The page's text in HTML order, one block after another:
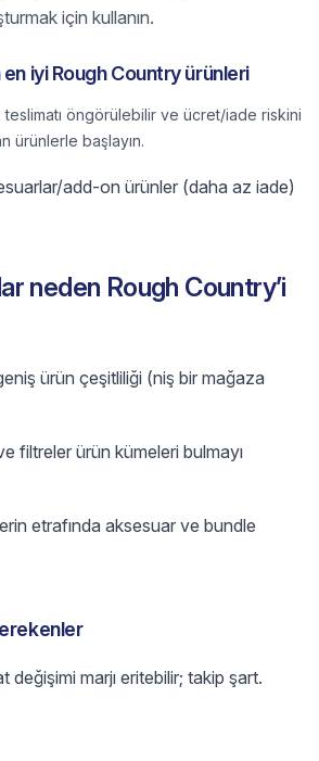
için kullanın.
iyi Rough Country ürünleri
öngörülebilir ve ücret/iade riskini
ürünlerle başlayın.
add-on ürünler (daha az iade)
neden Rough Country’i
ürün çeşitliliği (niş bir mağaza
filtreler ürün kümeleri bulmayı
etrafında aksesuar ve bundle
marjı eritebilir; takip şart.